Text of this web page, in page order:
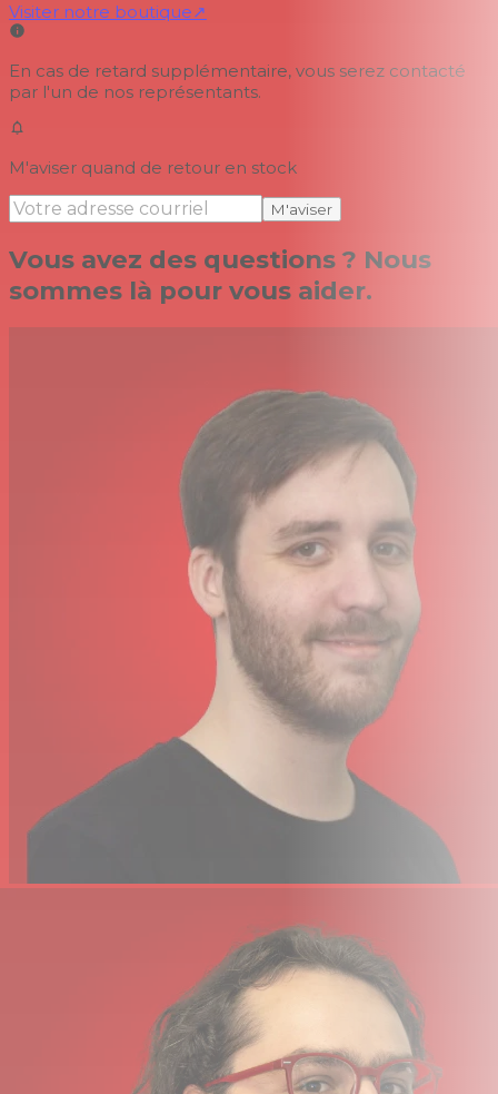
Visiter notre boutique↗
En cas de retard supplémentaire, vous serez contacté
par l'un de nos représentants.
M'aviser quand de retour en stock
M'aviser
Vous avez des questions ? Nous
sommes là pour vous aider.